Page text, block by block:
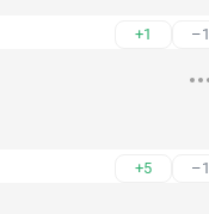
+1 –1
+5 –1